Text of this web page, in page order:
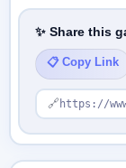
✨ Share this
📋 Copy Link
🔗 https://